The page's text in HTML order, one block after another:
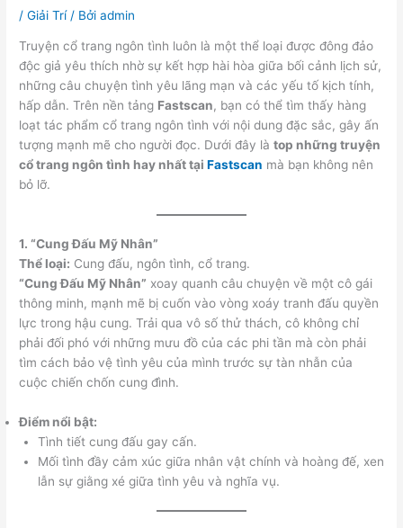
/Giải Trí/ Bởiadmin
Truyện cổ trang ngôn tình luôn là một thể loại được đông đảo
độc giả yêu thích nhờ sự kết hợp hài hòa giữa bối cảnh lịch sử,
những câu chuyện tình yêu lãng mạn và các yếu tố kịch tính,
hấp dẫn. Trên nền tảng Fastscan, bạn có thể tìm thấy hàng
loạt tác phẩm cổ trang ngôn tình với nội dung đặc sắc, gây ấn
tượng mạnh mẽ cho người đọc. Dưới đây làtop những truyện
cổ trang ngôn tình hay nhất tạiFastscan mà bạn không nên
bỏ lỡ.
1. “Cung Đấu Mỹ Nhân”
Thể loại: Cung đấu, ngôn tình, cổ trang.
“Cung Đấu Mỹ Nhân” xoay quanh câu chuyện về một cô gái
thông minh, mạnh mẽ bị cuốn vào vòng xoáy tranh đấu quyền
lực trong hậu cung. Trải qua vô số thử thách, cô không chỉ
phải đối phó với những mưu đồ của các phi tần mà còn phải
tìm cách bảo vệ tình yêu của mình trước sự tàn nhẫn của
cuộc chiến chốn cung đình.
Điểm nổi bật:
Tình tiết cung đấu gay cấn.
Mối tình đầy cảm xúc giữa nhân vật chính và hoàng đế, xen
lẫn sự giằng xé giữa tình yêu và nghĩa vụ.